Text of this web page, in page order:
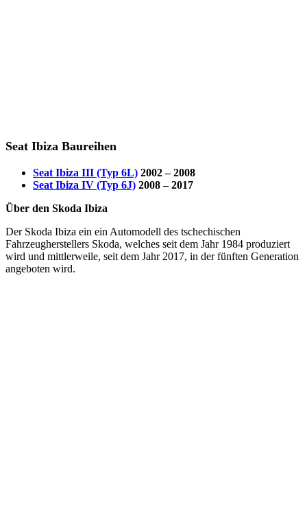
Seat Ibiza Baureihen
Seat Ibiza III (Typ 6L) 2002 – 2008
Seat Ibiza IV (Typ 6J) 2008 – 2017
Über den Skoda Ibiza
Der Skoda Ibiza ein ein Automodell des tschechischen
Fahrzeugherstellers Skoda, welches seit dem Jahr 1984 produziert
wird und mittlerweile, seit dem Jahr 2017, in der fünften Generation
angeboten wird.